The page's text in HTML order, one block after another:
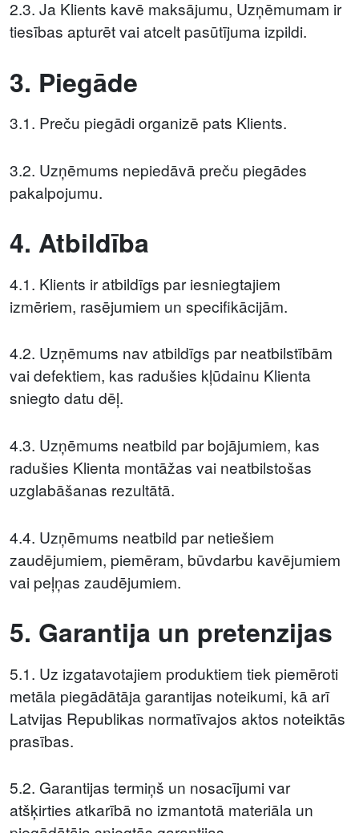
2.3. Ja Klients kavē maksājumu, Uzņēmumam ir
tiesības apturēt vai atcelt pasūtījuma izpildi.
3. Piegāde
3.1. Preču piegādi organizē pats Klients.
3.2. Uzņēmums nepiedāvā preču piegādes
pakalpojumu.
4. Atbildība
4.1. Klients ir atbildīgs par iesniegtajiem
izmēriem, rasējumiem un specifikācijām.
4.2. Uzņēmums nav atbildīgs par neatbilstībām
vai defektiem, kas radušies kļūdainu Klienta
sniegto datu dēļ.
4.3. Uzņēmums neatbild par bojājumiem, kas
radušies Klienta montāžas vai neatbilstošas
uzglabāšanas rezultātā.
4.4. Uzņēmums neatbild par netiešiem
zaudējumiem, piemēram, būvdarbu kavējumiem
vai peļņas zaudējumiem.
5. Garantija un pretenzijas
5.1. Uz izgatavotajiem produktiem tiek piemēroti
metāla piegādātāja garantijas noteikumi, kā arī
Latvijas Republikas normatīvajos aktos noteiktās
prasības.
5.2. Garantijas termiņš un nosacījumi var
atšķirties atkarībā no izmantotā materiāla un